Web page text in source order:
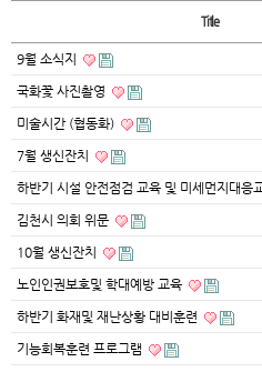
Title
9월 소식지
국화꽃 사진촬영
미술시간 (협동화)
7월 생신잔치
하반기 시설 안전점검 교육 및 미세먼지대응
김천시 의회 위문
10월 생신잔치
노인인권보호및 학대예방 교육
하반기 화재및 재난상황 대비훈련
기능회복훈련 프로그램